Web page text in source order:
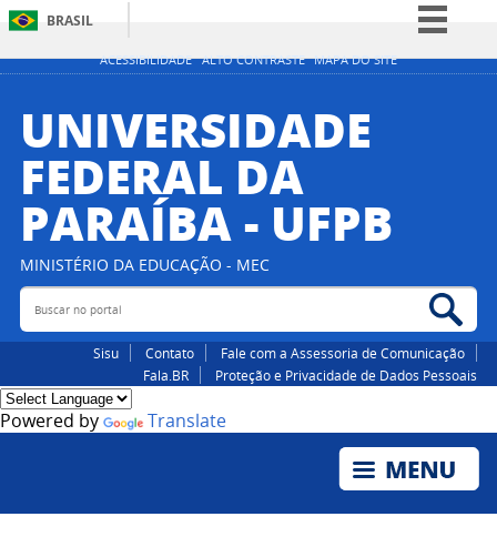
ACESSIBILIDADE ALTO CONTRASTE MAPA DO SITE
BRASIL
Simplifique!
Participe
Acesso à informação
Canais
UNIVERSIDADE
FEDERAL DA
PARAÍBA - UFPB
MINISTÉRIO DA EDUCAÇÃO - MEC
Buscar no portal
Sisu Contato
Fale com a Assessoria de Comunicação
Fala.BR
Proteção e Privacidade de Dados Pessoais
Powered by Translate